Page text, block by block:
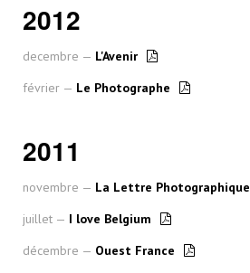
2012
decembre — L'Avenir
février — Le Photographe
2011
novembre — La Lettre Photographique
juillet — I love Belgium
décembre — Ouest France